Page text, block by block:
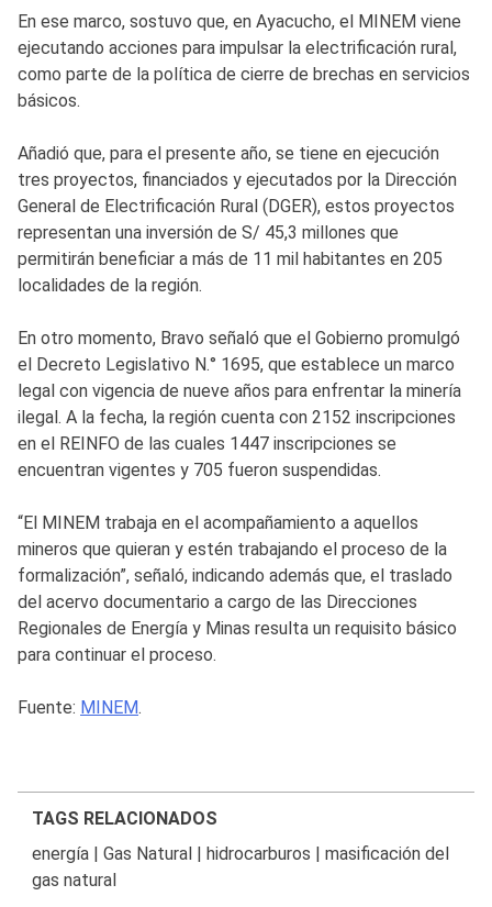
En ese marco, sostuvo que, en Ayacucho, el MINEM viene
ejecutando acciones para impulsar la electrificación rural,
como parte de la política de cierre de brechas en servicios
básicos.
Añadió que, para el presente año, se tiene en ejecución
tres proyectos, financiados y ejecutados por la Dirección
General de Electrificación Rural (DGER), estos proyectos
representan una inversión de S/ 45,3 millones que
permitirán beneficiar a más de 11 mil habitantes en 205
localidades de la región.
En otro momento, Bravo señaló que el Gobierno promulgó
el Decreto Legislativo N.° 1695, que establece un marco
legal con vigencia de nueve años para enfrentar la minería
ilegal. A la fecha, la región cuenta con 2152 inscripciones
en el REINFO de las cuales 1447 inscripciones se
encuentran vigentes y 705 fueron suspendidas.
“El MINEM trabaja en el acompañamiento a aquellos
mineros que quieran y estén trabajando el proceso de la
formalización”, señaló, indicando además que, el traslado
del acervo documentario a cargo de las Direcciones
Regionales de Energía y Minas resulta un requisito básico
para continuar el proceso.
Fuente: MINEM.
TAGS RELACIONADOS
energía| Gas Natural hidrocarburos
masificación del
gas natural